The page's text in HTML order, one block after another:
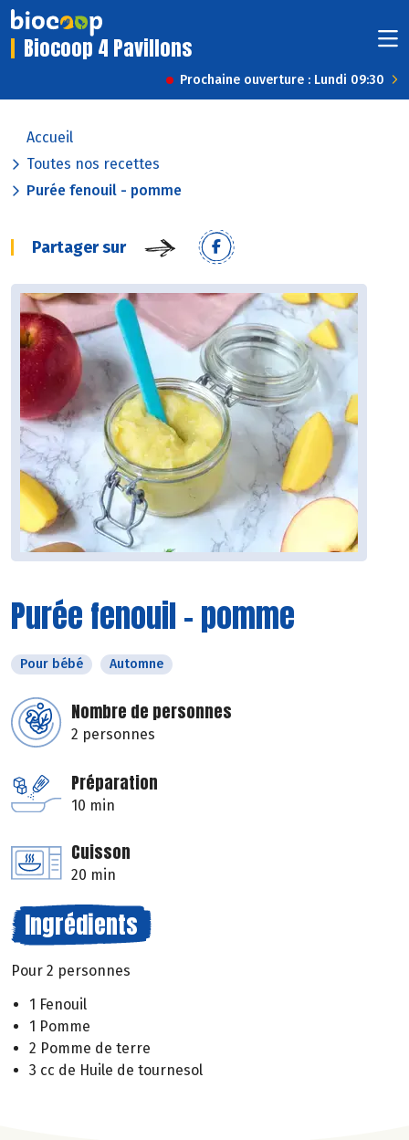
Biocoop 4 Pavillons
Prochaine ouverture : Lundi 09:30
Accueil
Toutes nos recettes
Purée fenouil - pomme
Partager sur
Purée fenouil - pomme
Pour bébé Automne
Nombre de personnes
2 personnes
Préparation
10 min
Cuisson
20 min
Ingrédients
Pour 2 personnes
1 Fenouil
1 Pomme
2 Pomme de terre
3 cc de Huile de tournesol